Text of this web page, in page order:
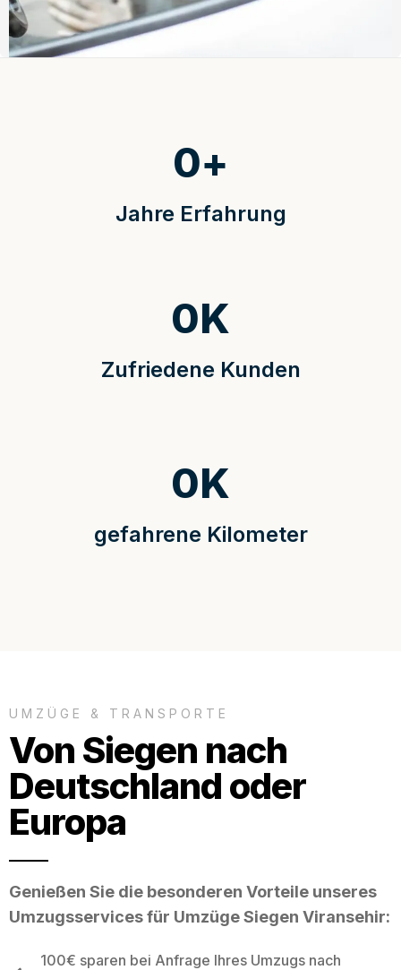
Jahre Erfahrung
0+
Zufriedene Kunden
0K
gefahrene Kilometer
0K
UMZÜGE & TRANSPORTE
Von Siegen nach
Deutschland oder
Europa
Genießen Sie die besonderen Vorteile unseres
Umzugsservices für Umzüge Siegen Viransehir:
100€ sparen bei Anfrage Ihres Umzugs nach